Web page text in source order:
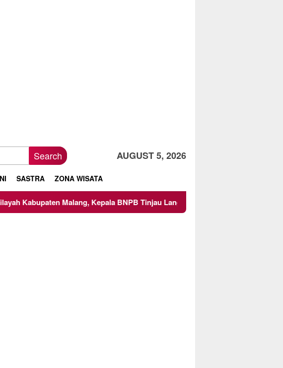
Search AUGUST 5, 2026
SASTRA ZONA WISATA
Malang, Kepala BNPB Tinjau Langsung Lokasi